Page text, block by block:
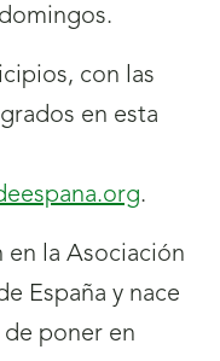
con las
en esta
.
en la Asociación
España y nace
poner en